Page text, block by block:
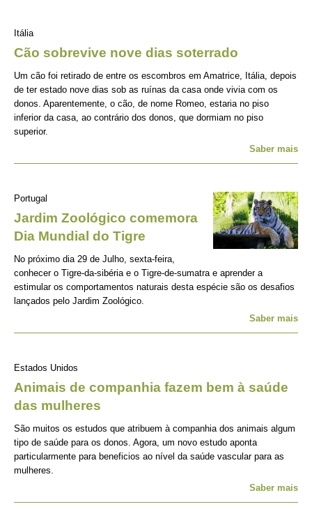
Itália
Cão sobrevive nove dias soterrado
Um cão foi retirado de entre os escombros em Amatrice, Itália, depois
de ter estado nove dias sob as ruínas da casa onde vivia com os
donos. Aparentemente, o cão, de nome Romeo, estaria no piso
inferior da casa, ao contrário dos donos, que dormiam no piso
superior.
Saber mais
Portugal
Jardim Zoológico comemora
Dia Mundial do Tigre
No próximo dia 29 de Julho, sexta-feira,
conhecer o Tigre-da-sibéria e o Tigre-de-sumatra e aprender a
estimular os comportamentos naturais desta espécie são os desafios
lançados pelo Jardim Zoológico.
Saber mais
Estados Unidos
Animais de companhia fazem bem à saúde
das mulheres
São muitos os estudos que atribuem à companhia dos animais algum
tipo de saúde para os donos. Agora, um novo estudo aponta
particularmente para beneficios ao nível da saúde vascular para as
mulheres.
Saber mais